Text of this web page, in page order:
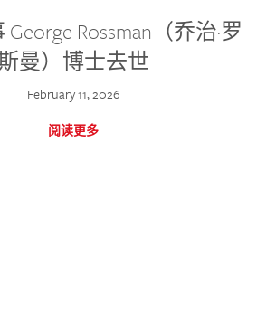
Rossman（乔治·罗
曼）博士去世
February 11, 2026
阅读更多